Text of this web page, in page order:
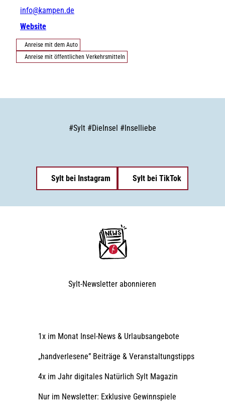
info@kampen.de
Website
Anreise mit dem Auto
Anreise mit öffentlichen Verkehrsmitteln
#Sylt #DieInsel #Inselliebe
Sylt bei Instagram Sylt bei TikTok
Sylt-Newsletter abonnieren
1x im Monat Insel-News & Urlaubsangebote
„handverlesene” Beiträge & Veranstaltungstipps
4x im Jahr digitales Natürlich Sylt Magazin
Nur im Newsletter: Exklusive Gewinnspiele